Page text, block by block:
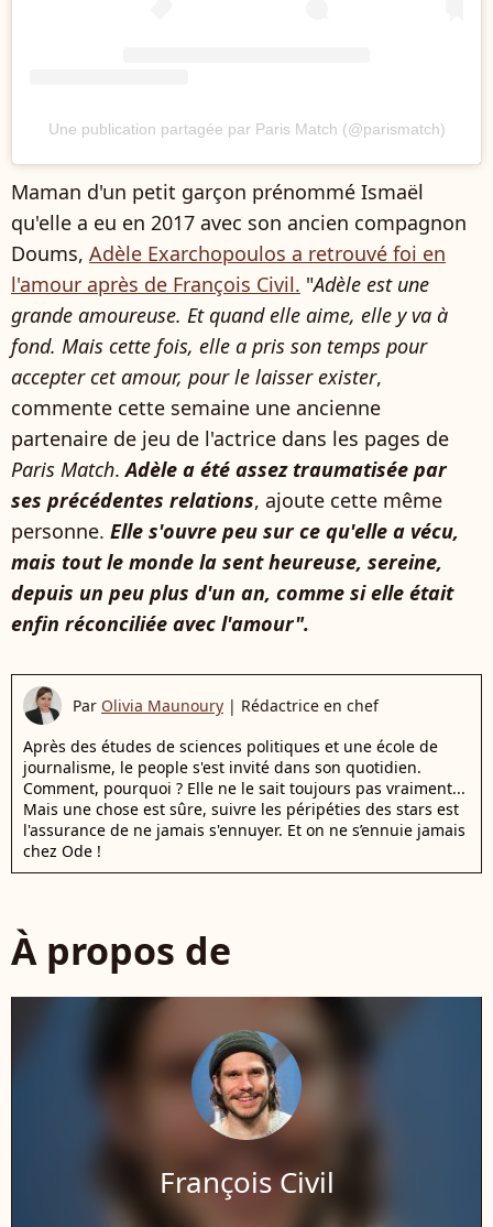
Une publication partagée par Paris Match (@parismatch)
Maman d'un petit garçon prénommé Ismaël
qu'elle a eu en 2017 avec son ancien compagnon
Doums, Adèle Exarchopoulos a retrouvé foi en
l'amour après de François Civil. "Adèle est une
grande amoureuse. Et quand elle aime, elle y va à
fond. Mais cette fois, elle a pris son temps pour
accepter cet amour, pour le laisser exister,
commente cette semaine une ancienne
partenaire de jeu de l'actrice dans les pages de
Paris Match.Adèle a été assez traumatisée par
ses précédentes relations, ajoute cette même
personne. Elle s'ouvre peu sur ce qu'elle a vécu,
mais tout le monde la sent heureuse, sereine,
depuis un peu plus d'un an, comme si elle était
enfin réconciliée avec l'amour".
Par Olivia Maunoury | Rédactrice en chef
Après des études de sciences politiques et une école de
journalisme, le people s'est invité dans son quotidien.
Comment, pourquoi ? Elle ne le sait toujours pas vraiment...
Mais une chose est sûre, suivre les péripéties des stars est
l'assurance de ne jamais s'ennuyer. Et on ne s’ennuie jamais
chez Ode !
À propos de
François Civil